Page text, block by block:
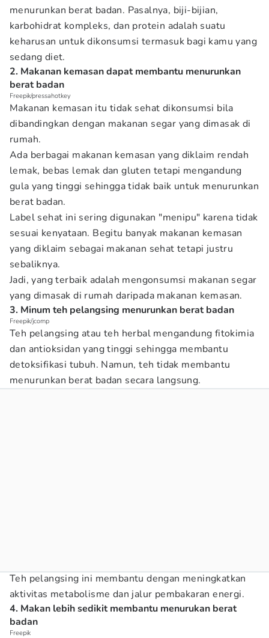
menurunkan berat badan. Pasalnya, biji-bijian,
karbohidrat kompleks, dan protein adalah suatu
keharusan untuk dikonsumsi termasuk bagi kamu yang
sedang diet.
2. Makanan kemasan dapat membantu menurunkan
berat badan
Freepik/pressahotkey
Makanan kemasan itu tidak sehat dikonsumsi bila
dibandingkan dengan makanan segar yang dimasak di
rumah.
Ada berbagai makanan kemasan yang diklaim rendah
lemak, bebas lemak dan gluten tetapi mengandung
gula yang tinggi sehingga tidak baik untuk menurunkan
berat badan.
Label sehat ini sering digunakan "menipu" karena tidak
sesuai kenyataan. Begitu banyak makanan kemasan
yang diklaim sebagai makanan sehat tetapi justru
sebaliknya.
Jadi, yang terbaik adalah mengonsumsi makanan segar
yang dimasak di rumah daripada makanan kemasan.
3. Minum teh pelangsing menurunkan berat badan
Freepik/jcomp
Teh pelangsing atau teh herbal mengandung fitokimia
dan antioksidan yang tinggi sehingga membantu
detoksifikasi tubuh. Namun, teh tidak membantu
menurunkan berat badan secara langsung.
Teh pelangsing ini membantu dengan meningkatkan
aktivitas metabolisme dan jalur pembakaran energi.
4. Makan lebih sedikit membantu menurukan berat
badan
Freepik